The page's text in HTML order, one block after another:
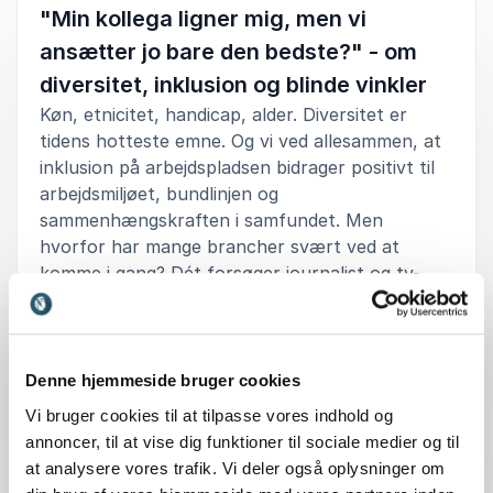
Denne hjemmeside bruger cookies
Vi bruger cookies til at tilpasse vores indhold og
annoncer, til at vise dig funktioner til sociale medier og til
at analysere vores trafik. Vi deler også oplysninger om
Susåskolen
Abdel Aziz Mahmoud
4ud af5
Det var et virkelig godt foredrag, som vi lærte meget
af. Og rigtig dejligt, at han bruger sig selv så meget.
Emma
UCL Erhvervsakademi og Professionshøjskole
Abdel Aziz Mahmoud
5ud af5
Super godt foredrag. Meget lærerigt og informativt.
dette foredrag. Om fællesskaber af den ene og den
anden karakter og, at vi intet opnår ved at kaste med
mudder og svine hinanden til. Kommunikation og
accept af forskelligheder er vejen frem. Der var både
masser af grin, stof til eftertanke og tårer i
"Min kollega ligner mig, men vi
ansætter jo bare den bedste?" - om
diversitet, inklusion og blinde vinkler
Køn, etnicitet, handicap, alder. Diversitet er
tidens hotteste emne. Og vi ved allesammen, at
inklusion på arbejdspladsen bidrager positivt til
arbejdsmiljøet, bundlinjen og
sammenhængskraften i samfundet. Men
hvorfor har mange brancher svært ved at
komme i gang? Dét forsøger journalist og tv-
vært Abdel Aziz Mahmoud at besvare i dette
Det er et emne, Abdel har beskæftiget sig
indgående med de seneste år i blandt andet et
tæt samarbejde med de tre
journalistuddannelser og hans egne
arbejdspladser TV 2 og Nordisk Film TV.
Forespørg: Abdel Aziz Mahmoud "Min kollega